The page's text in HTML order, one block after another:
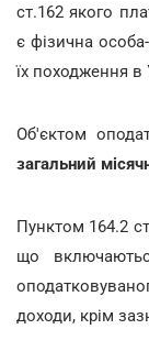
ст.162 якого
є фізична
їх походження в
Об'єктом
загальний
Пунктом 164.2
що
доходи, крім